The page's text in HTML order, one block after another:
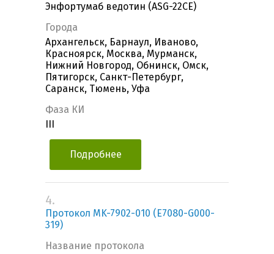
Энфортумаб ведотин (ASG-22CE)
Города
Архангельск, Барнаул, Иваново,
Красноярск, Москва, Мурманск,
Нижний Новгород, Обнинск, Омск,
Пятигорск, Санкт-Петербург,
Саранск, Тюмень, Уфа
Фаза КИ
Подробнее
4.
Протокол MK-7902-010 (E7080-G000-
319)
Название протокола